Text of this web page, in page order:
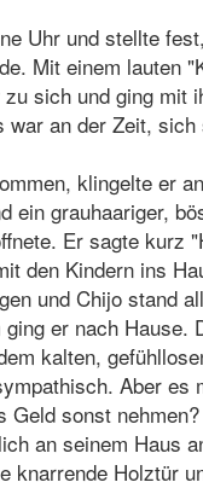
Uhr und stellte
Mit einem lauten
sich und ging mit
war an der Zeit, sich
klingelte er
ein grauhaariger,
Er sagte kurz
den Kindern ins
und Chijo stand
er nach Hause.
kalten,
Aber es
Geld sonst nehmen?
an seinem Haus
knarrende Holztür